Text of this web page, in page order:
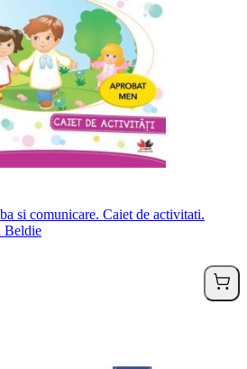
si comunicare. Caiet de activitati.
Beldie